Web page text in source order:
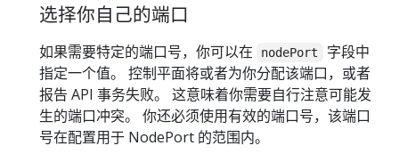
选择你自己的端口
如果需要特定的端口号，你可以在 nodePort
字段中
指定一个值。 控制平面将或者为你分配该端口，或者
报告 API 事务失败。 这意味着你需要自行注意可能发
生的端口冲突。 你还必须使用有效的端口号，该端口
号在配置用于 NodePort 的范围内。